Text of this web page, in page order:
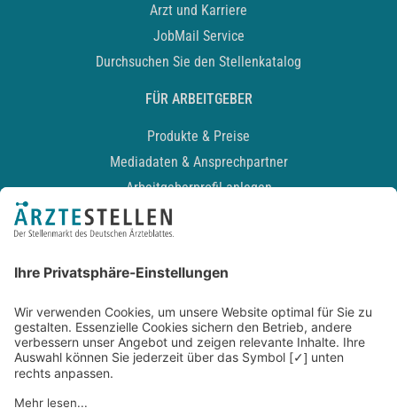
Arzt und Karriere
JobMail Service
Durchsuchen Sie den Stellenkatalog
FÜR ARBEITGEBER
Produkte & Preise
Mediadaten & Ansprechpartner
Arbeitgeberprofil anlegen
Recruiting-Podcast
Kontakt
Datenschutz
Newsletter